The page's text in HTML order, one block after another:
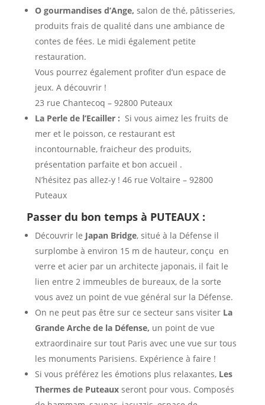
O gourmandises d’Ange, salon de thé, pâtisseries,
produits frais de qualité dans une ambiance de
contes de fées. Le midi également petite
restauration.
Vous pourrez également profiter d’un espace de
jeux. A découvrir !
23 rue Chantecoq – 92800 Puteaux
La Perle de l’Ecailler : Si vous aimez les fruits de
mer et le poisson, ce restaurant est
incontournable, fraicheur des produits,
présentation parfaite et bon accueil .
N’hésitez pas allez-y ! 46 rue Voltaire – 92800
Puteaux
Passer du bon temps à PUTEAUX :
Découvrir le Japan Bridge, situé à la Défense il
surplombe à environ 15 m de hauteur, conçu en
verre et acier par un architecte japonais, il fait le
lien entre 2 immeubles de bureaux, de la sorte
vous avez un point de vue général sur la Défense.
On ne peut pas être sur ce secteur sans visiter La
Grande Arche de la Défense, un point de vue
extraordinaire sur tout Paris avec une vue sur tous
les monuments Parisiens. Expérience à faire !
Si vous préférez les émotions plus relaxantes, Les
Thermes de Puteauxseront pour vous. Composés